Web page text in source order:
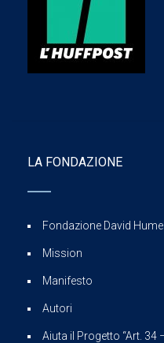
LA FONDAZIONE
Fondazione David Hume
Mission
Manifesto
Autori
Aiuta il Progetto “Art. 34